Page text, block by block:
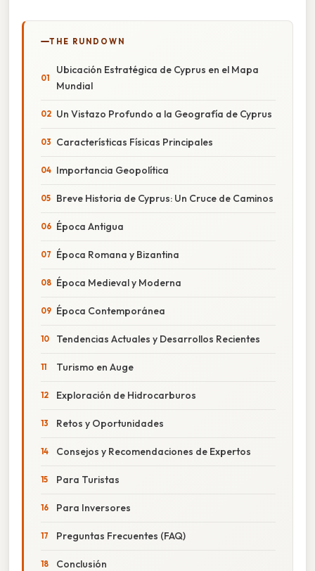
THE RUNDOWN
Ubicación Estratégica de Cyprus en el Mapa
Mundial
Un Vistazo Profundo a la Geografía de Cyprus
Características Físicas Principales
Importancia Geopolítica
Breve Historia de Cyprus: Un Cruce de Caminos
Época Antigua
Época Romana y Bizantina
Época Medieval y Moderna
Época Contemporánea
Tendencias Actuales y Desarrollos Recientes
Turismo en Auge
Exploración de Hidrocarburos
Retos y Oportunidades
Consejos y Recomendaciones de Expertos
Para Turistas
Para Inversores
Preguntas Frecuentes (FAQ)
Conclusión